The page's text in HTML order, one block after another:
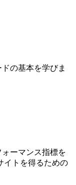
の基本を学びま
ーマンス指標を
イトを得るための